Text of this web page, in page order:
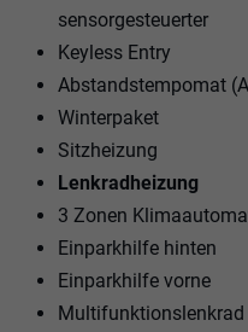
sensorgesteuerter
Keyless Entry
Abstandstempomat
Winterpaket
Sitzheizung
Lenkradheizung
3 Zonen
Einparkhilfe hinten
Einparkhilfe vorne
Multifunktionslenkrad